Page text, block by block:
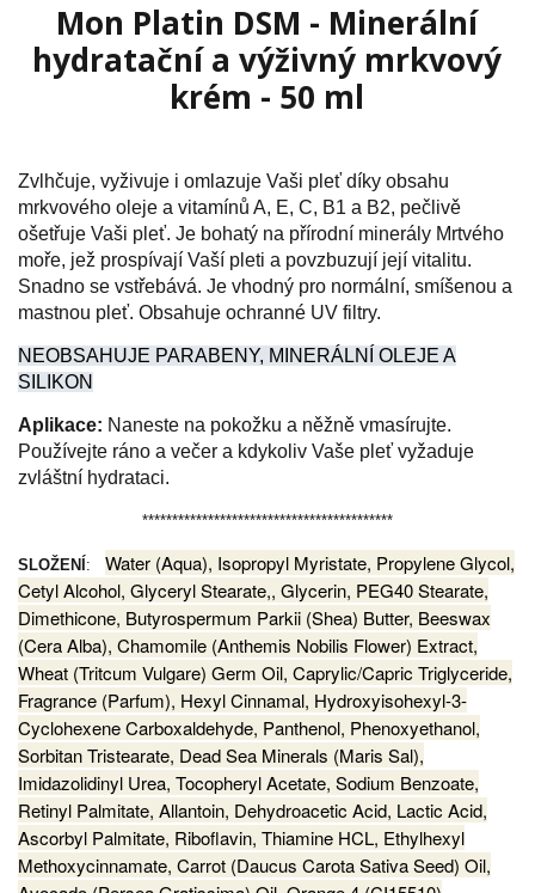
Mon Platin DSM - Minerální
hydratační a výživný mrkvový
krém - 50 ml
Zvlhčuje, vyživuje i omlazuje Vaši pleť díky obsahu
mrkvového oleje a vitamínů A, E, C, B1 a B2, pečlivě
ošetřuje Vaši pleť. Je bohatý na přírodní minerály Mrtvého
moře, jež prospívají Vaší pleti a povzbuzují její vitalitu.
Snadno se vstřebává. Je vhodný pro normální, smíšenou a
mastnou pleť. Obsahuje ochranné UV filtry.
NEOBSAHUJE PARABENY, MINERÁLNÍ OLEJE A
SILIKON
Aplikace: Naneste na pokožku a něžně vmasírujte.
Používejte ráno a večer a kdykoliv Vaše pleť vyžaduje
zvláštní hydrataci.
******************************************
SLOŽENÍ : Water (Aqua), Isopropyl Myristate, Propylene Glycol,
Cetyl Alcohol, Glyceryl Stearate,, Glycerin, PEG40 Stearate,
Dimethicone, Butyrospermum Parkii (Shea) Butter, Beeswax
(Cera Alba), Chamomile (Anthemis Nobilis Flower) Extract,
Wheat (Tritcum Vulgare) Germ Oil, Caprylic/Capric Triglyceride,
Fragrance (Parfum), Hexyl Cinnamal, Hydroxyisohexyl-3-
Cyclohexene Carboxaldehyde, Panthenol, Phenoxyethanol,
Sorbitan Tristearate, Dead Sea Minerals (Maris Sal),
Imidazolidinyl Urea, Tocopheryl Acetate, Sodium Benzoate,
Retinyl Palmitate, Allantoin, Dehydroacetic Acid, Lactic Acid,
Ascorbyl Palmitate, Riboflavin, Thiamine HCL, Ethylhexyl
Methoxycinnamate, Carrot (Daucus Carota Sativa Seed) Oil,